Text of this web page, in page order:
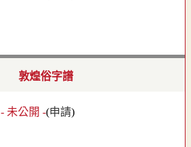
敦煌俗字譜
- 未公開 -(申請)